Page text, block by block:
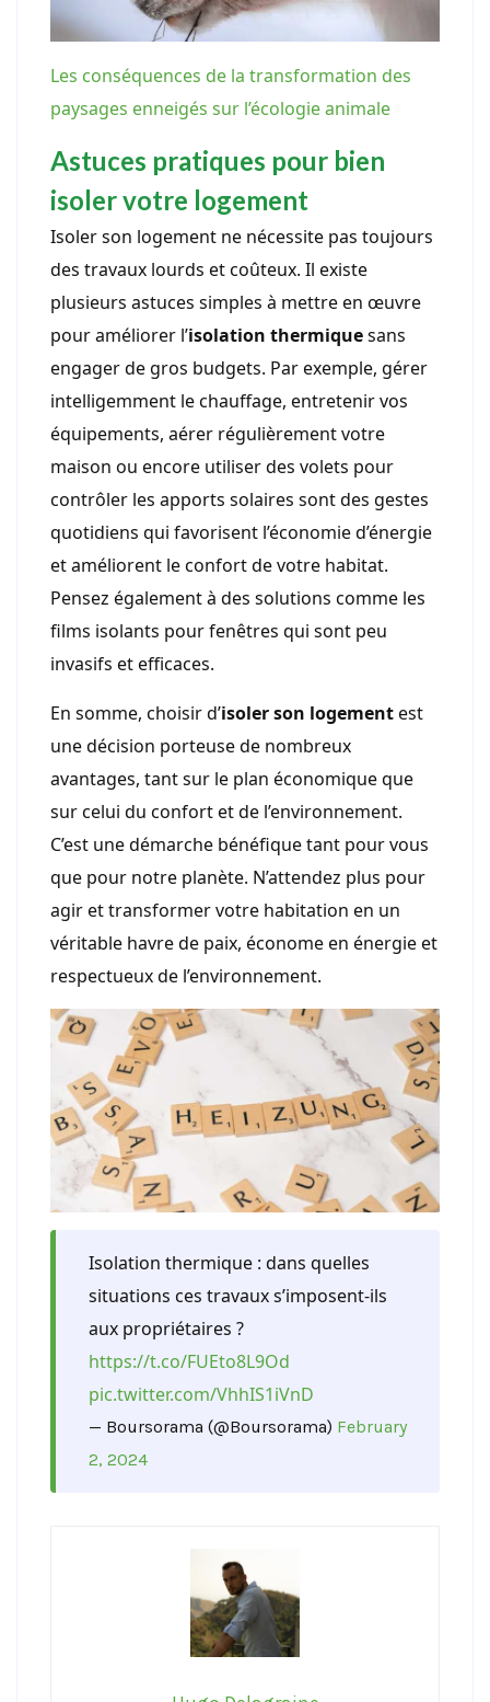
Les conséquences de la transformation des
paysages enneigés sur l’écologie animale
Astuces pratiques pour bien
isoler votre logement
Isoler son logement ne nécessite pas toujours
des travaux lourds et coûteux. Il existe
plusieurs astuces simples à mettre en œuvre
pour améliorer l’isolation thermiquesans
engager de gros budgets. Par exemple, gérer
intelligemment le chauffage, entretenir vos
équipements, aérer régulièrement votre
maison ou encore utiliser des volets pour
contrôler les apports solaires sont des gestes
quotidiens qui favorisent l’économie d’énergie
et améliorent le confort de votre habitat.
Pensez également à des solutions comme les
films isolants pour fenêtres qui sont peu
invasifs et efficaces.
En somme, choisir d’isoler son logementest
une décision porteuse de nombreux
avantages, tant sur le plan économique que
sur celui du confort et de l’environnement.
C’est une démarche bénéfique tant pour vous
que pour notre planète. N’attendez plus pour
agir et transformer votre habitation en un
véritable havre de paix, économe en énergie et
respectueux de l’environnement.
Isolation thermique : dans quelles
situations ces travaux s’imposent-ils
aux propriétaires ?
https://t.co/FUEto8L9Od
pic.twitter.com/VhhIS1iVnD
— Boursorama (@Boursorama) February
2, 2024